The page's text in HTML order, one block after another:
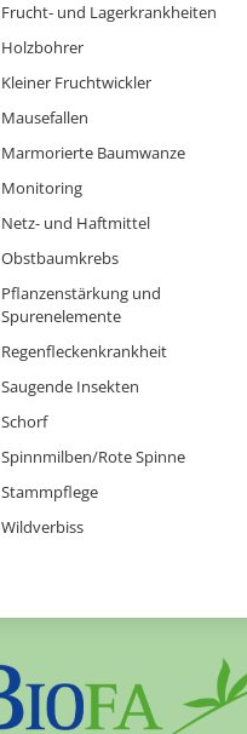
Frucht- und Lagerkrankheiten
Holzbohrer
Kleiner Fruchtwickler
Mausefallen
Marmorierte Baumwanze
Monitoring
Netz- und Haftmittel
Obstbaumkrebs
Pflanzenstärkung und
Spurenelemente
Regenfleckenkrankheit
Saugende Insekten
Schorf
Spinnmilben/Rote Spinne
Stammpflege
Wildverbiss